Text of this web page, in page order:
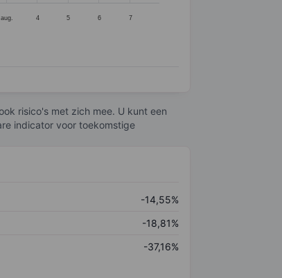
aug. 4 5 6 7
risico's met zich mee. U kunt een
indicator voor toekomstige
-14,55%
-18,81%
-37,16%